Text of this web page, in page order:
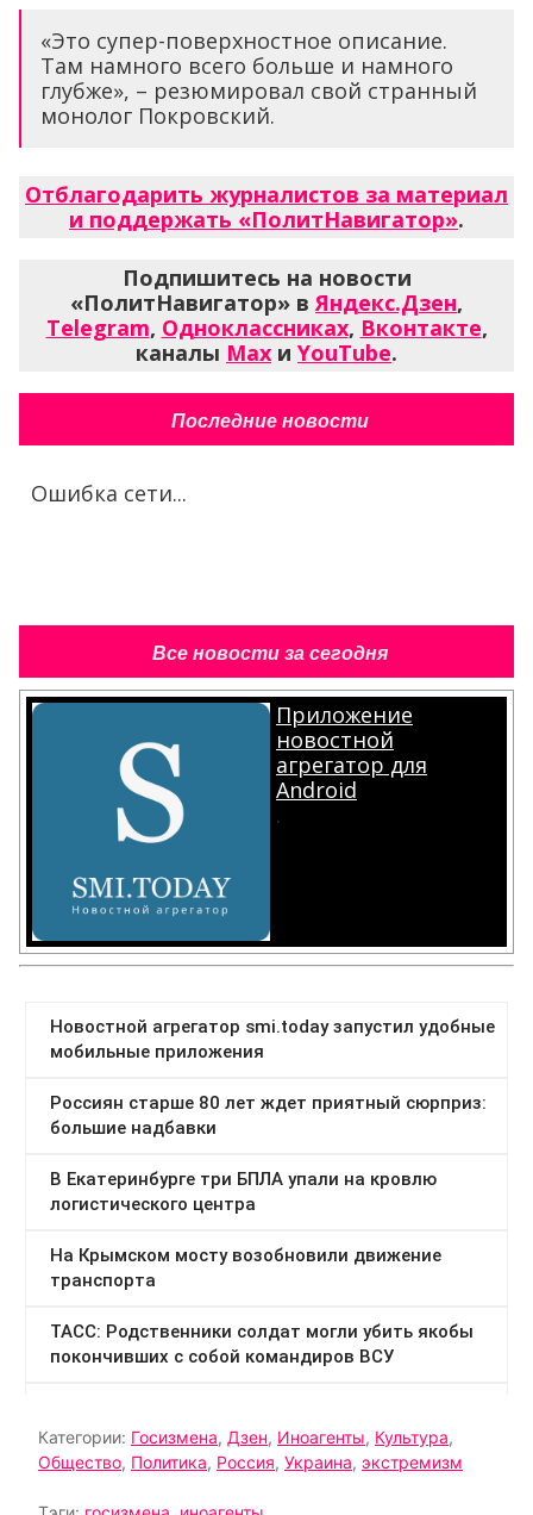
«Это супер-поверхностное описание.
Там намного всего больше и намного
глубже», – резюмировал свой странный
монолог Покровский.
Отблагодарить журналистов за материал
и поддержать «ПолитНавигатор».
Подпишитесь на новости
«ПолитНавигатор» вЯндекс.Дзен,
Telegram, Одноклассниках, Вконтакте,
каналы Max и YouTube.
Последние новости
Ошибка сети...
Все новости за сегодня
Приложение
новостной
агрегатор для
Android
.
Категории: Госизмена, Дзен, Иноагенты, Культура,
Общество, Политика, Россия, Украина, экстремизм